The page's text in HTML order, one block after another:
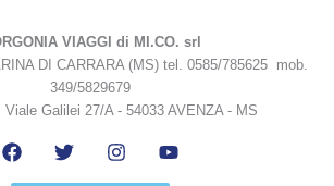
VIAGGI di MI.CO. srl
DI CARRARA (MS) tel. 0585/785625 mob.
349/5829679
Viale Galilei 27/A - 54033 AVENZA - MS